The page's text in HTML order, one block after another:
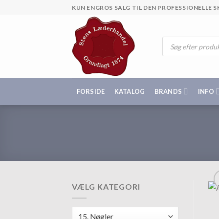
KUN ENGROS SALG TIL DEN PROFESSIONELLE
Products
search
FORSIDE KATALOG BRANDS INFO
VÆLG KATEGORI